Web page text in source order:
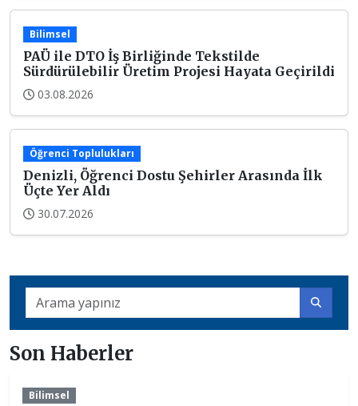
Bilimsel
PAÜ ile DTO İş Birliğinde Tekstilde
Sürdürülebilir Üretim Projesi Hayata Geçirildi
03.08.2026
Öğrenci Toplulukları
Denizli, Öğrenci Dostu Şehirler Arasında İlk
Üçte Yer Aldı
30.07.2026
Son Haberler
Bilimsel